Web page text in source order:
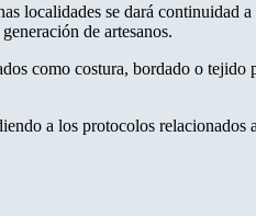
localidades se dará continuidad
de artesanos.
como costura, bordado o
a los protocolos